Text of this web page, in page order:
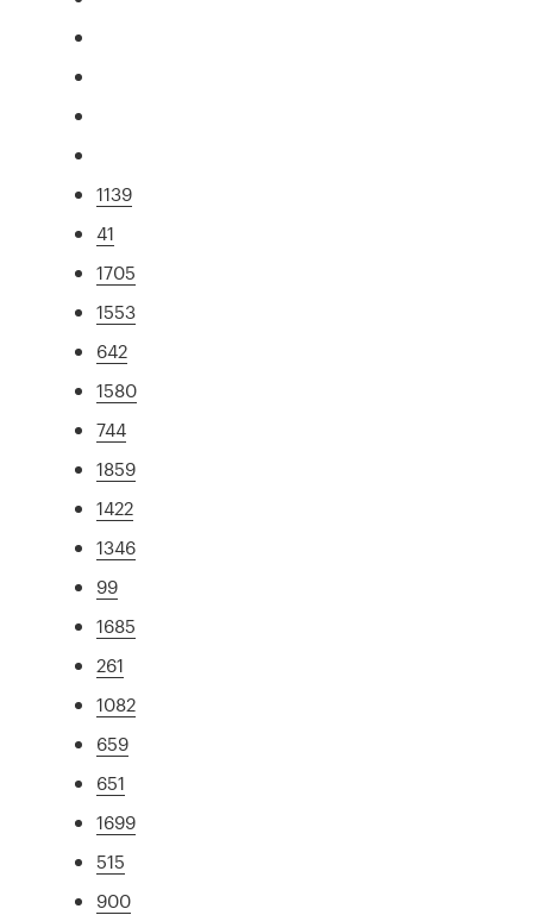
1139
41
1705
1553
642
1580
744
1859
1422
1346
99
1685
261
1082
659
651
1699
515
900